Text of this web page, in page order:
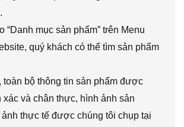
“Danh mục sản phẩm” trên Menu
quý khách có thể tìm sản phẩm
toàn bộ thông tin sản phẩm được
xác và chân thực, hình ảnh sản
thực tế được chúng tôi chụp tại